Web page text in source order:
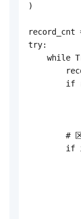
)
record_cnt
try:
while
if
#
if